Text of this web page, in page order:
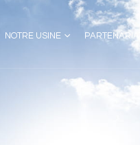
NOTRE USINE PARTENARIAT